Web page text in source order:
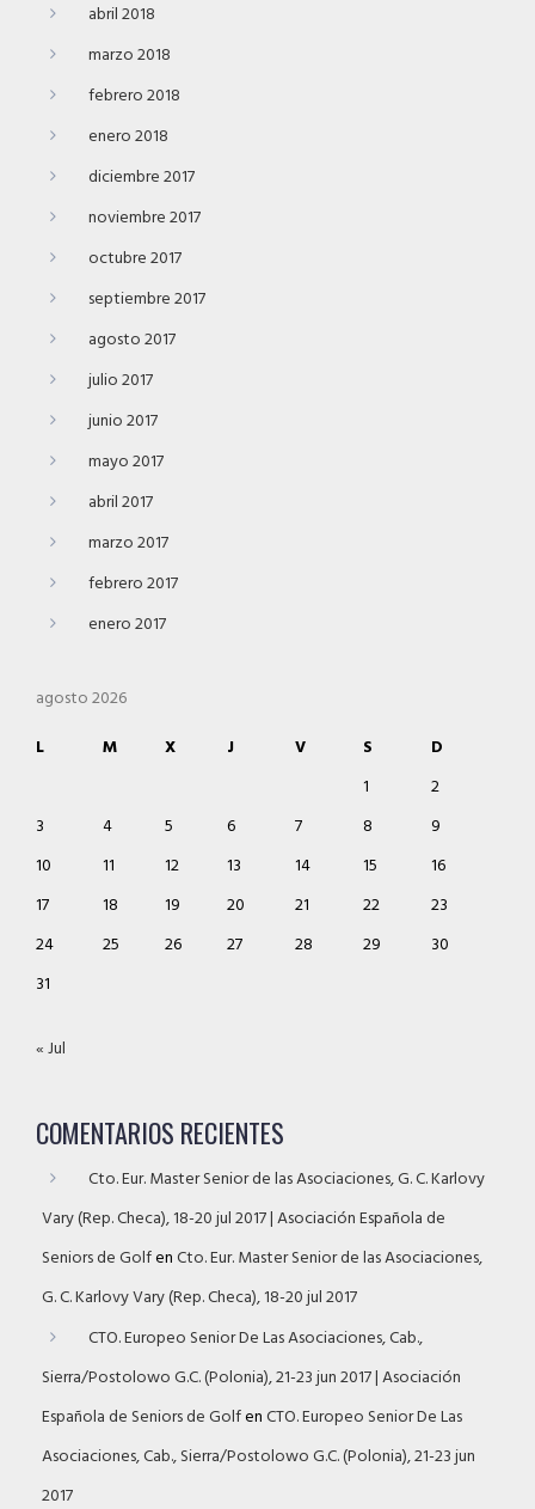
abril 2018
marzo 2018
febrero 2018
enero 2018
diciembre 2017
noviembre 2017
octubre 2017
septiembre 2017
agosto 2017
julio 2017
junio 2017
mayo 2017
abril 2017
marzo 2017
febrero 2017
enero 2017
agosto 2026
L
M X J V S
D
1
2
3
4 5 6 7 8
9
10
11 12 13 14 15
16
17
18 19 20 21 22
23
24
25 26 27 28 29
30
31
« Jul
COMENTARIOS RECIENTES
Cto. Eur. Master Senior de las Asociaciones, G. C. Karlovy
Vary (Rep. Checa), 18-20 jul 2017 | Asociación Española de
Seniors de GolfenCto. Eur. Master Senior de las Asociaciones,
G. C. Karlovy Vary (Rep. Checa), 18-20 jul 2017
CTO. Europeo Senior De Las Asociaciones, Cab.,
Sierra/Postolowo G.C. (Polonia), 21-23 jun 2017 | Asociación
Española de Seniors de GolfenCTO. Europeo Senior De Las
Asociaciones, Cab., Sierra/Postolowo G.C. (Polonia), 21-23 jun
2017